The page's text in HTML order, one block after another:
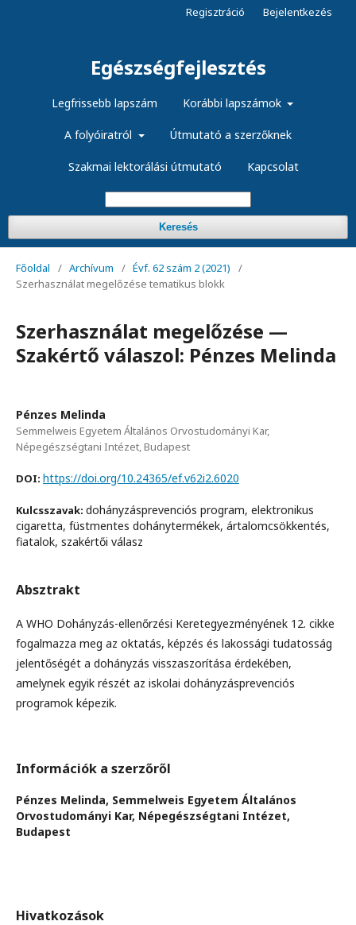
Egészségfejlesztés
Legfrissebb lapszám Korábbi lapszámok
A folyóiratról Útmutató a szerzőknek
Szakmai lektorálási útmutató Kapcsolat
Keresés
Regisztráció Bejelentkezés
Főoldal / Archívum / Évf. 62 szám 2 (2021)
/
Szerhasználat megelőzése tematikus blokk
Szerhasználat megelőzése —
Szakértő válaszol: Pénzes Melinda
Pénzes Melinda
Semmelweis Egyetem Általános Orvostudományi Kar,
Népegészségtani Intézet, Budapest
DOI: https://doi.org/10.24365/ef.v62i2.6020
Kulcsszavak: dohányzásprevenciós program, elektronikus
cigaretta, füstmentes dohánytermékek, ártalomcsökkentés,
fiatalok, szakértői válasz
Absztrakt
A WHO Dohányzás-ellenőrzési Keretegyezményének 12. cikke
fogalmazza meg az oktatás, képzés és lakossági tudatosság
jelentőségét a dohányzás visszaszorítása érdekében,
amelynek egyik részét az iskolai dohányzásprevenciós
programok képezik.
Információk a szerzőről
Pénzes Melinda, Semmelweis Egyetem Általános
Orvostudományi Kar, Népegészségtani Intézet,
Budapest
Hivatkozások